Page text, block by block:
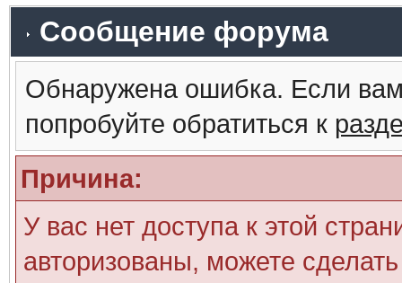
Сообщение форума
Обнаружена ошибка. Если
попробуйте обратиться к
Причина:
У вас нет доступа к этой
авторизованы, можете